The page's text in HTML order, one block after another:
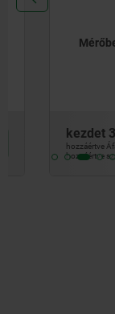
Mérőbetétek,
3,19 €
hozzáértve Áfa
hozzáértve szállítási